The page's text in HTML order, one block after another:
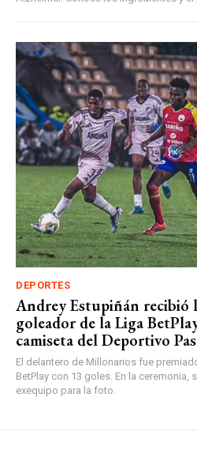
DEPORTES
Andrey Estupiñán recibió
goleador de la Liga
camiseta del Deportivo
El delantero de Millonarios fue
BetPlay con 13 goles. En la ceremonia,
exequipo para la foto.